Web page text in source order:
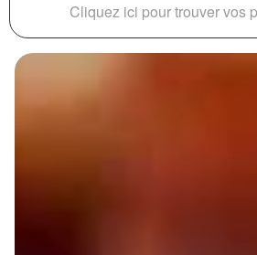
Cliquez ici pour trouver vos